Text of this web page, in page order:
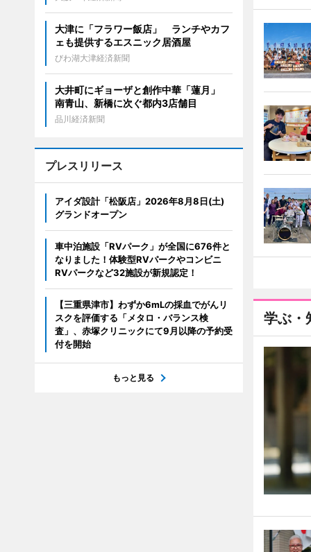
学ぶ・
大津に「フラワー飯店」 ランチやカフ
ェも提供するエスニック居酒屋
びわ湖大津経済新聞
大井町にギョーザと創作中華「蓮月」
南青山、新橋に次ぐ都内3店舗目
品川経済新聞
プレスリリース
アイダ設計「松阪店」2026年8月8日(土)
グランドオープン
車中泊施設「RVパーク」が全国に676件と
なりました！体験型RVパークやコンビニ
RVパークなど32施設が新規認定！
【三重県津市】わずか6mLの採血でがんリ
スクを評価する「メタロ・バランス検
査」、赤塚クリニックにて9月以降の予約受
付を開始
もっと見る